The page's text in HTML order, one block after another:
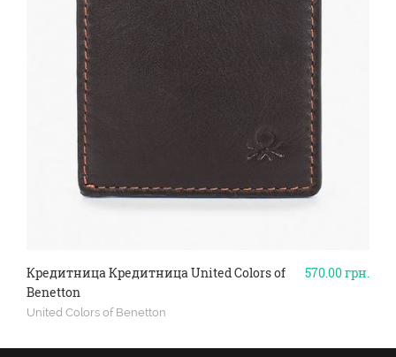
570.00грн.
Кредитница Кредитница United Colors of
Benetton
United Colors of Benetton